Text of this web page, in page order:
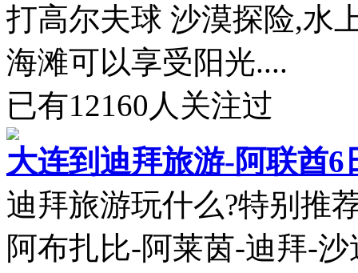
打高尔夫球 沙漠探险,水
海滩可以享受阳光....
已有12160 人关注过
大连到迪拜旅游-阿联酋6
迪拜旅游玩什么?特别推
阿布扎比-阿莱茵-迪拜-沙